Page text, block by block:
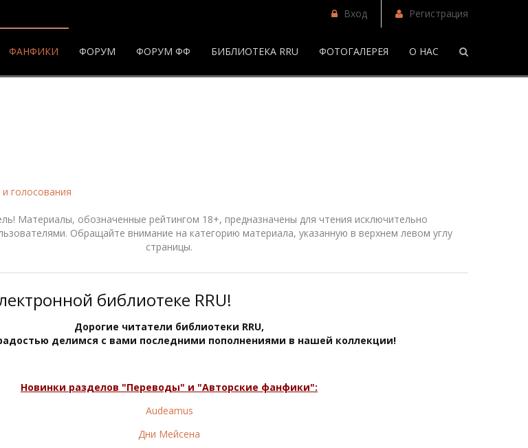
Вход Регистрация
ФАНФИКИ ФОРУМ ФОРУМ ФФ БИБЛИОТЕКА RRU ФОТОГАЛЕРЕЯ О НАС
голосования
Материалы, обозначенные рейтингом 18+, предназначены для чтения исключительно
Обращайте внимание на категорию материала, указанную в верхнем левом углу
страницы.
библиотеке RRU!
Дорогие читатели библиотеки RRU,
делимся с вами последними пополнениями в нашей коллекции!
Новинки разделов "Переводы" и "Авторские фанфики":
Audeamus
Дни Мейсена